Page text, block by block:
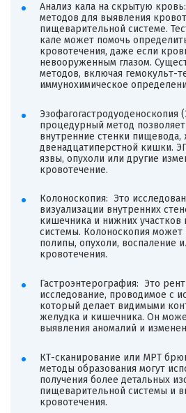
Анализ кала на скрытую
методов для выявления
пищеварительной системе.
кале может помочь
кровотечения, даже если
невооруженным глазом.
методов, включая гемокульт-
иммунохимическое
Эзофагогастродуоденоскопия
процедурный метод
внутренние стенки пищевода,
двенадцатиперстной кишки.
язвы, опухоли или другие
кровотечение.
Колоноскопия: Это
визуализации внутренних
кишечника и нижних
системы. Колоноскопия может
полипы, опухоли, воспаление
кровотечения.
Гастроэнтерография: Это
исследование, проводимое с
который делает видимыми
желудка и кишечника. Он
выявления аномалий и
КТ-сканирование или МРТ
методы образования могут
получения более детальных
пищеварительной системы и
кровотечения.